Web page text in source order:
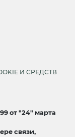
И СРЕДСТВ
от "24" марта
связи,